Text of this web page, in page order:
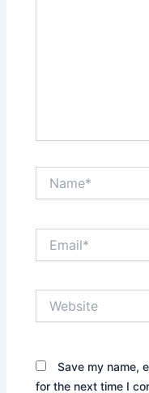
Save my name,
for the next time I